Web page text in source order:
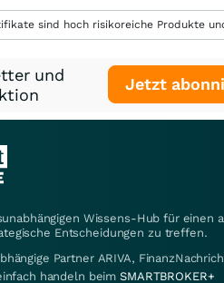
sind hoch risikoreiche Produkte
und
Jetzt
Wissens-Hub für einen
Entscheidungen zu treffen.
Partner ARIVA,
handeln beimSMARTBROKER+